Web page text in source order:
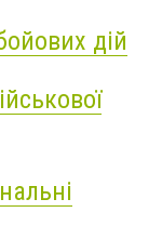
дій